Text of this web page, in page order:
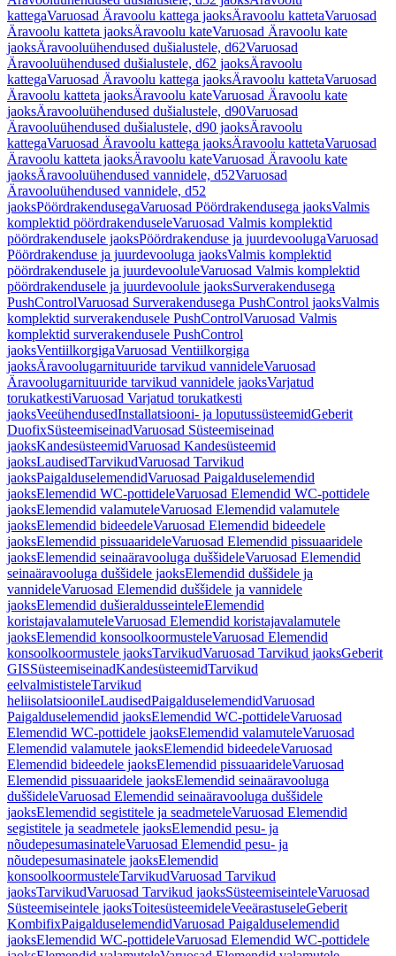
kattegaVaruosad Äravoolu kattega jaoksÄravoolu kattetaVaruosad
Äravoolu katteta jaoksÄravoolu kateVaruosad Äravoolu kate
jaoksÄravooluühendused dušialustele, d62Varuosad
Äravooluühendused dušialustele, d62 jaoksÄravoolu
kattegaVaruosad Äravoolu kattega jaoksÄravoolu kattetaVaruosad
Äravoolu katteta jaoksÄravoolu kateVaruosad Äravoolu kate
jaoksÄravooluühendused dušialustele, d90Varuosad
Äravooluühendused dušialustele, d90 jaoksÄravoolu
kattegaVaruosad Äravoolu kattega jaoksÄravoolu kattetaVaruosad
Äravoolu katteta jaoksÄravoolu kateVaruosad Äravoolu kate
jaoksÄravooluühendused vannidele, d52Varuosad
Äravooluühendused vannidele, d52
jaoksPöördrakendusegaVaruosad Pöördrakendusega jaoksValmis
komplektid pöördrakenduseleVaruosad Valmis komplektid
pöördrakendusele jaoksPöördrakenduse ja juurdevoolugaVaruosad
Pöördrakenduse ja juurdevooluga jaoksValmis komplektid
pöördrakendusele ja juurdevooluleVaruosad Valmis komplektid
pöördrakendusele ja juurdevoolule jaoksSurverakendusega
PushControlVaruosad Surverakendusega PushControl jaoksValmis
komplektid surverakendusele PushControlVaruosad Valmis
komplektid surverakendusele PushControl
jaoksVentiilkorgigaVaruosad Ventiilkorgiga
jaoksÄravoolugarnituuride tarvikud vannideleVaruosad
Äravoolugarnituuride tarvikud vannidele jaoksVarjatud
torukatkestiVaruosad Varjatud torukatkesti
jaoksVeeühendusedInstallatsiooni- ja loputussüsteemidGeberit
DuofixSüsteemiseinadVaruosad Süsteemiseinad
jaoksKandesüsteemidVaruosad Kandesüsteemid
jaoksLaudisedTarvikudVaruosad Tarvikud
jaoksPaigalduselemendidVaruosad Paigalduselemendid
jaoksElemendid WC-pottideleVaruosad Elemendid WC-pottidele
jaoksElemendid valamuteleVaruosad Elemendid valamutele
jaoksElemendid bideedeleVaruosad Elemendid bideedele
jaoksElemendid pissuaarideleVaruosad Elemendid pissuaaridele
jaoksElemendid seinaäravooluga duššideleVaruosad Elemendid
seinaäravooluga duššidele jaoksElemendid duššidele ja
vannideleVaruosad Elemendid duššidele ja vannidele
jaoksElemendid dušieraldusseinteleElemendid
koristajavalamuteleVaruosad Elemendid koristajavalamutele
jaoksElemendid konsoolkoormusteleVaruosad Elemendid
konsoolkoormustele jaoksTarvikudVaruosad Tarvikud jaoksGeberit
GISSüsteemiseinadKandesüsteemidTarvikud
eelvalmististeleTarvikud
heliisolatsioonileLaudisedPaigalduselemendidVaruosad
Paigalduselemendid jaoksElemendid WC-pottideleVaruosad
Elemendid WC-pottidele jaoksElemendid valamuteleVaruosad
Elemendid valamutele jaoksElemendid bideedeleVaruosad
Elemendid bideedele jaoksElemendid pissuaarideleVaruosad
Elemendid pissuaaridele jaoksElemendid seinaäravooluga
duššideleVaruosad Elemendid seinaäravooluga duššidele
jaoksElemendid segistitele ja seadmeteleVaruosad Elemendid
segistitele ja seadmetele jaoksElemendid pesu- ja
nõudepesumasinateleVaruosad Elemendid pesu- ja
nõudepesumasinatele jaoksElemendid
konsoolkoormusteleTarvikudVaruosad Tarvikud
jaoksTarvikudVaruosad Tarvikud jaoksSüsteemiseinteleVaruosad
Süsteemiseintele jaoksToitesüsteemideleVeeärastuseleGeberit
KombifixPaigalduselemendidVaruosad Paigalduselemendid
jaoksElemendid WC-pottideleVaruosad Elemendid WC-pottidele